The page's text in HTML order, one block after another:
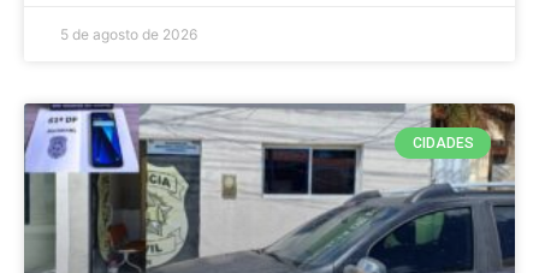
5 de agosto de 2026
CIDADES